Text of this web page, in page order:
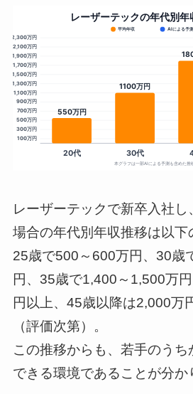
レーザーテックで新卒入社し
場合の年代別年収推移は以下
25歳で500～600万円、30歳
円、35歳で1,400～1,500万
円以上、45歳以降は2,000万
（評価次第）。
この推移からも、若手のう
できる環境であることが分か